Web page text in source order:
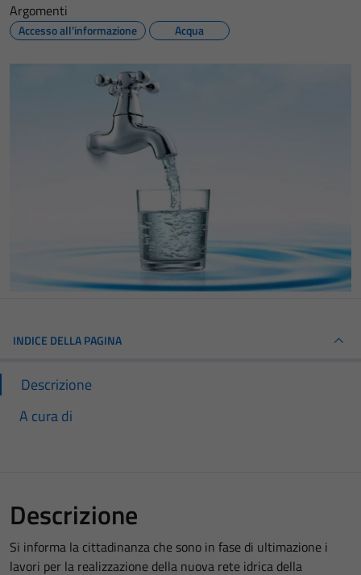
Argomenti
Accesso all'informazione Acqua
INDICE DELLA PAGINA
Descrizione
A cura di
Descrizione
Si informa la cittadinanza che sono in fase di ultimazione i
lavori per la realizzazione della nuova rete idrica della